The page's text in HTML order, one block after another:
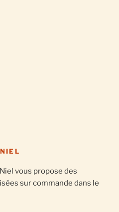
vous propose des
sur commande dans le